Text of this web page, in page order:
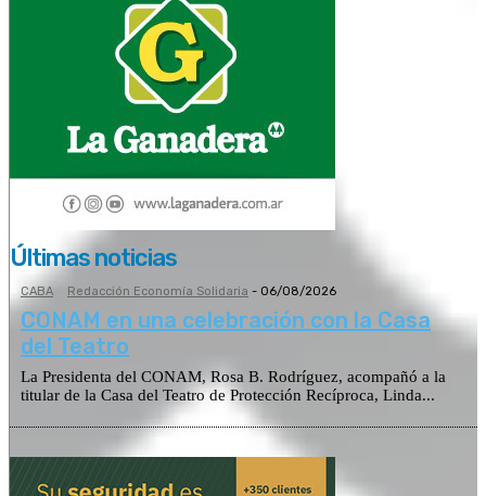
Últimas noticias
CABA Redacción Economía Solidaria - 06/08/2026
CONAM en una celebración con la Casa
del Teatro
La Presidenta del CONAM, Rosa B. Rodríguez, acompañó a la
titular de la Casa del Teatro de Protección Recíproca, Linda...